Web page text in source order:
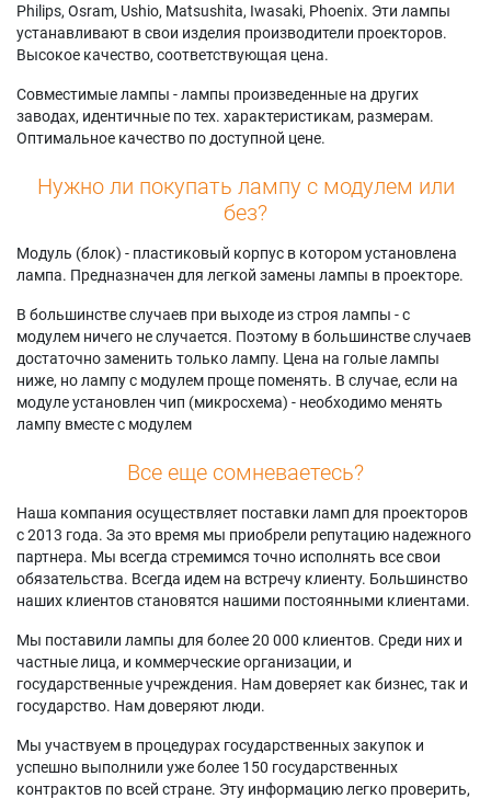
Philips, Osram, Ushio, Matsushita, Iwasaki, Phoenix. Эти лампы
устанавливают в свои изделия производители проекторов.
Высокое качество, соответствующая цена.
Совместимые лампы - лампы произведенные на других
заводах, идентичные по тех. характеристикам, размерам.
Оптимальное качество по доступной цене.
Нужно ли покупать лампу с модулем или
без?
Модуль (блок) - пластиковый корпус в котором установлена
лампа. Предназначен для легкой замены лампы в проекторе.
В большинстве случаев при выходе из строя лампы - с
модулем ничего не случается. Поэтому в большинстве случаев
достаточно заменить только лампу. Цена на голые лампы
ниже, но лампу с модулем проще поменять. В случае, если на
модуле установлен чип (микросхема) - необходимо менять
лампу вместе с модулем
Все еще сомневаетесь?
Наша компания осуществляет поставки ламп для проекторов
с 2013 года. За это время мы приобрели репутацию надежного
партнера. Мы всегда стремимся точно исполнять все свои
обязательства. Всегда идем на встречу клиенту. Большинство
наших клиентов становятся нашими постоянными клиентами.
Мы поставили лампы для более 20 000 клиентов. Среди них и
частные лица, и коммерческие организации, и
государственные учреждения. Нам доверяет как бизнес, так и
государство. Нам доверяют люди.
Мы участвуем в процедурах государственных закупок и
успешно выполнили уже более 150 государственных
контрактов по всей стране. Эту информацию легко проверить,